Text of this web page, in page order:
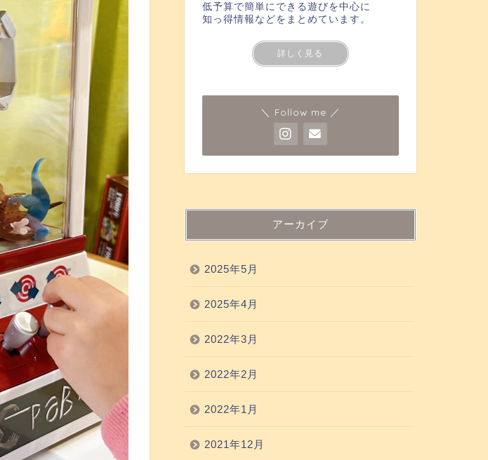
低予算で簡単にできる遊びを中心に
知っ得情報などをまとめています。
詳しく見る
＼ Follow me ／
アーカイブ
2025年5月
2025年4月
2022年3月
2022年2月
2022年1月
2021年12月